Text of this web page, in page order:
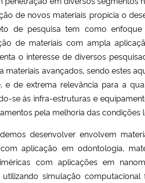
de novos materiais propicia o
de pesquisa tem como
de materiais com ampla
o interesse de diversos
materiais avançados, sendo estes
e de extrema relevância para a
se às infra-estruturas e
pela melhoria das condições
desenvolver envolvem
aplicação em odontologia,
com aplicações em
simulação